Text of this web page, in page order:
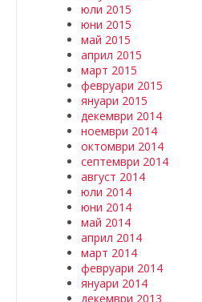
юли 2015
юни 2015
май 2015
април 2015
март 2015
февруари 2015
януари 2015
декември 2014
ноември 2014
октомври 2014
септември 2014
август 2014
юли 2014
юни 2014
май 2014
април 2014
март 2014
февруари 2014
януари 2014
декември 2013